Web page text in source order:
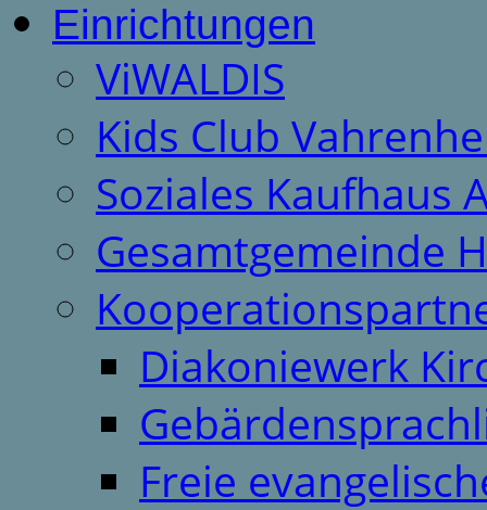
Einrichtungen
ViWALDIS
Kids Club
Soziales Kaufhaus
Gesamtgemeinde
Diakoniewerk
Freie